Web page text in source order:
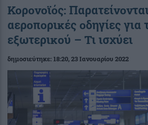
Κορονοϊός:
αεροπορικές οδηγίες για
εξωτερικού – Τι ισχύει
δημοσιεύτηκε:18:20, 23 Ιανουαρίου 2022